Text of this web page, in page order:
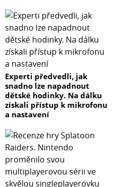
Experti předvedli, jak
snadno lze napadnout
dětské hodinky. Na dálku
získali přístup k mikrofonu
a nastavení